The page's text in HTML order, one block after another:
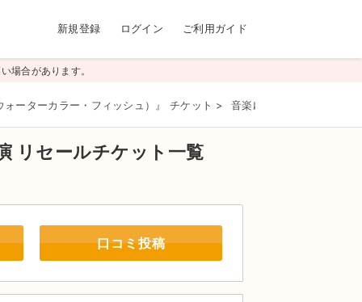
新規登録 ログイン ご利用ガイド
場合があります。
ーターカラー・フィッシュ）』 チケット > 音楽劇『OLD
リセールチケット一覧
口コミ投稿